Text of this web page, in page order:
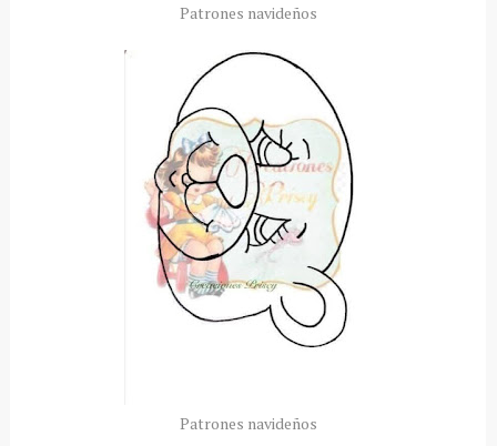
Patrones navideños
Patrones navideños